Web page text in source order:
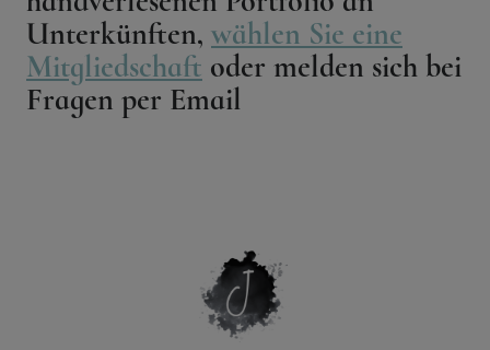
Unterkünften, wählen Sie eine
Mitgliedschaft oder melden sich bei
Fragen per Email